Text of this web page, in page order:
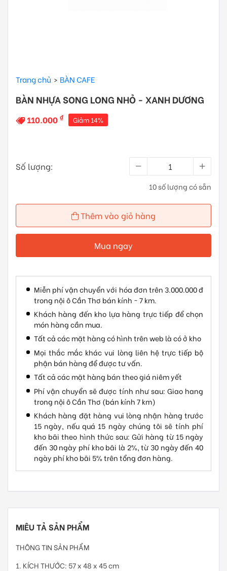
Trang chủ BÀN CAFE
BÀN NHỰA SONG LONG NHỎ - XANH DƯƠNG
110.000 ₫ Giảm 14%
Số lượng:
10 số lượng có sẵn
Thêm vào giỏ hàng
Mua ngay
Miễn phí vận chuyển với hóa đơn trên 3.000.000 đ
trong nội ô Cần Thơ bán kính ~ 7 km.
Khách hàng đến kho lựa hàng trực tiếp để chọn
món hàng cần mua.
Tất cả các mặt hàng có hình trên web là có ở kho
Mọi thắc mắc khác vui lòng liên hệ trực tiếp bộ
phận bán hàng để được tư vấn.
Tất cả các mặt hàng bán theo giá niêm yết
Phí vận chuyển sẽ được tính như sau: Giao hang
trong nội ô Cần Thơ (bán kính 7 km)
Khách hàng đặt hàng vui lòng nhận hàng trước
15 ngày, nếu quá 15 ngày chúng tôi sẽ tính phí
kho bãi theo hình thức sau: Gửi hàng từ 15 ngày
đến 30 ngày phí kho bãi là 2%, từ 30 ngày đến 40
ngày phí kho bãi 5% trên tổng đơn hàng.
MIÊU TẢ SẢN PHẨM
THÔNG TIN SẢN PHẨM
1. KÍCH THƯỚC: 57 x 48 x 45 cm